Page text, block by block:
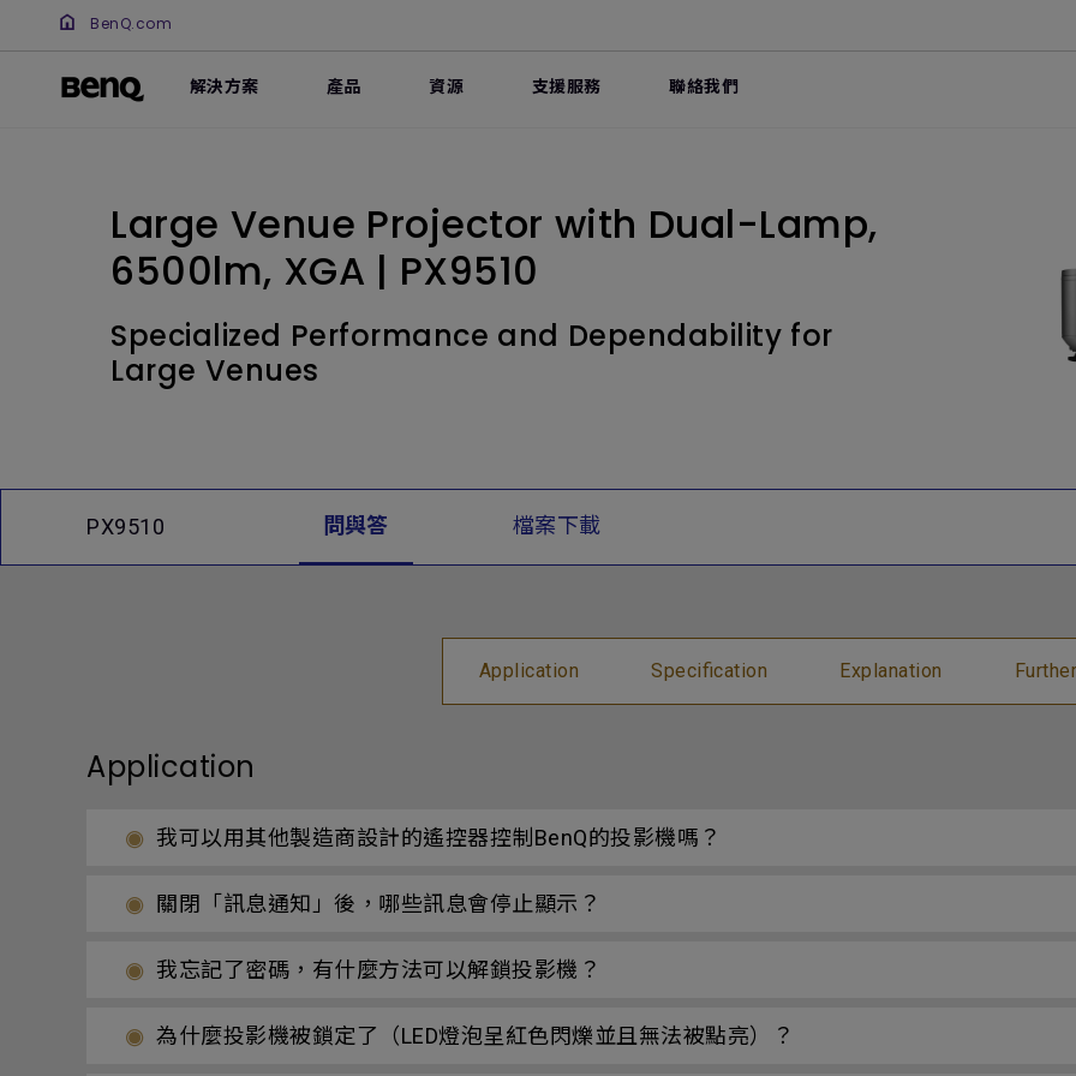
BenQ.com
解決方案 產品 資源 支援服務 聯絡我們
Large Venue Projector with Dual-Lamp,
6500lm, XGA | PX9510
Specialized Performance and Dependability for
Large Venues
PX9510 問與答 檔案下載
Application Specification Explanation
Application
我可以用其他製造商設計的遙控器控制BenQ的投影機嗎？
關閉「訊息通知」後，哪些訊息會停止顯示？
我忘記了密碼，有什麼方法可以解鎖投影機？
為什麼投影機被鎖定了（LED燈泡呈紅色閃爍並且無法被點亮）？